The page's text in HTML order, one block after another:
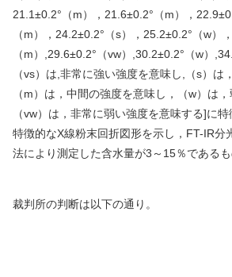
21.1±0.2°（m）， 21.6±0.2°（m）， 22.9±
（m）， 24.2±0.2°（s）， 25.2±0.2°（w），
（m） ,29.6±0.2° （vw） ,30.2±0.2° （w）
（vs）は 非常に強い強度を意味し （s）は
（m）は，中間の強度を意味し，（w）は
（vw）は，非常に弱い強度を意味する]に特
特徴的なX線粉末回折図形を示し， FT-IR分
法により測定した含水量が3 ～ 15％である
裁判所の判断は以下の通り。